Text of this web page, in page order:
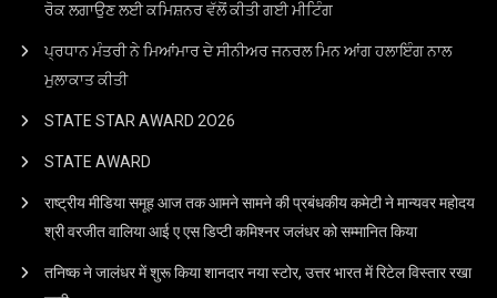
ਰੋਕ ਲਗਾਉਣ ਲਈ ਕਮਿਸ਼ਨਰ ਵੱਲੋਂ ਕੀਤੀ ਗਈ ਮੀਟਿੰਗ
ਪ੍ਰਧਾਨ ਮੰਤਰੀ ਨੇ ਮਿਆਂਮਾਰ ਦੇ ਸੀਨੀਅਰ ਜਨਰਲ ਮਿਨ ਆਂਗ ਹਲਾਇੰਗ ਨਾਲ
ਮੁਲਾਕਾਤ ਕੀਤੀ
STATE STAR AWARD 2O26
STATE AWARD
राष्ट्रीय मीडिया समूह आज तक आमने सामने की प्रबंधकीय कमेटी ने मान्यवर महोदय
श्री वरजीत वालिया आई ए एस डिप्टी कमिश्नर जलंधर को सम्मानित किया
तनिष्क ने जालंधर में शुरू किया शानदार नया स्टोर, उत्तर भारत में रिटेल विस्तार रखा